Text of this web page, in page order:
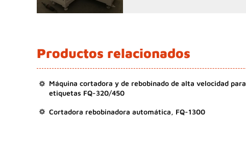
Productos relacionados
Máquina cortadora y de rebobinado de alta velocidad para
etiquetas FQ-320/450
Cortadora rebobinadora automática, FQ-1300